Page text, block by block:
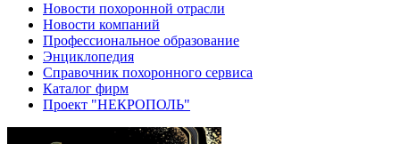
Новости похоронной отрасли
Новости компаний
Профессиональное образование
Энциклопедия
Справочник похоронного сервиса
Каталог фирм
Проект "НЕКРОПОЛЬ"